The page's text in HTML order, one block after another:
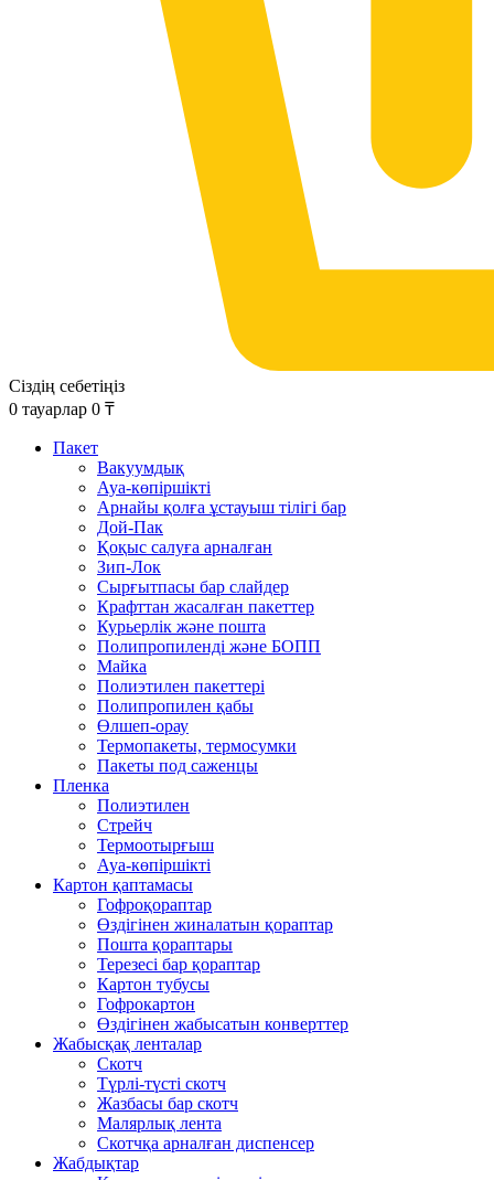
Сіздің себетіңіз
0 тауарлар 0 ₸
Пакет
Вакуумдық
Ауа-көпіршікті
Арнайы қолға ұстауыш тілігі бар
Дой-Пак
Қоқыс салуға арналған
Зип-Лок
Сырғытпасы бар слайдер
Крафттан жасалған пакеттер
Курьерлік және пошта
Полипропиленді және БОПП
Майка
Полиэтилен пакеттері
Полипропилен қабы
Өлшеп-орау
Термопакеты, термосумки
Пакеты под саженцы
Пленка
Полиэтилен
Стрейч
Термоотырғыш
Ауа-көпіршікті
Картон қаптамасы
Гофроқораптар
Өздігінен жиналатын қораптар
Пошта қораптары
Терезесі бар қораптар
Картон тубусы
Гофрокартон
Өздігінен жабысатын конверттер
Жабысқақ ленталар
Скотч
Түрлі-түсті скотч
Жазбасы бар скотч
Малярлық лента
Скотчқа арналған диспенсер
Жабдықтар